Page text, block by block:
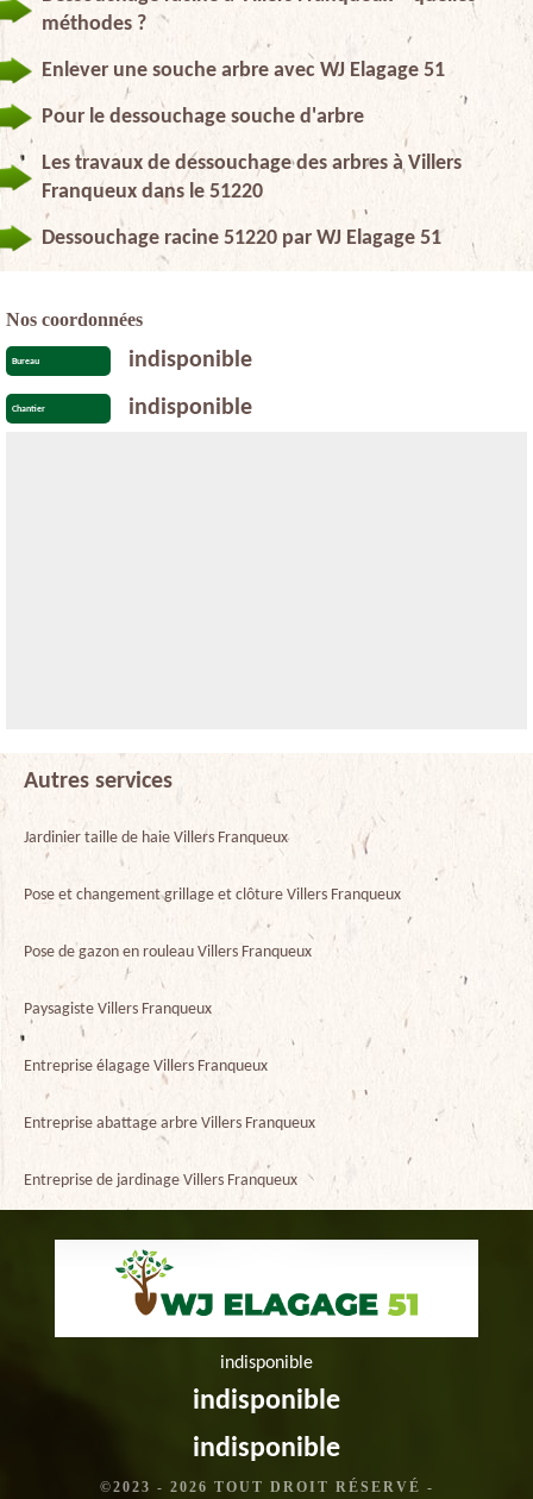
méthodes ?
Enlever une souche arbre avec WJ Elagage 51
Pour le dessouchage souche d'arbre
Les travaux de dessouchage des arbres à Villers
Franqueux dans le 51220
Dessouchage racine 51220 par WJ Elagage 51
Nos coordonnées
Bureau indisponible
Chantier indisponible
Autres services
Jardinier taille de haie Villers Franqueux
Pose et changement grillage et clôture Villers Franqueux
Pose de gazon en rouleau Villers Franqueux
Paysagiste Villers Franqueux
Entreprise élagage Villers Franqueux
Entreprise abattage arbre Villers Franqueux
Entreprise de jardinage Villers Franqueux
indisponible
indisponible
indisponible
©2023 - 2026 TOUT DROIT RÉSERVÉ -